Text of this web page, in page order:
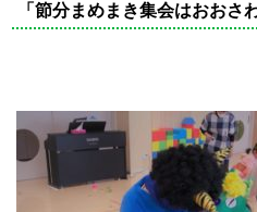
「節分まめまき集会はおおさ